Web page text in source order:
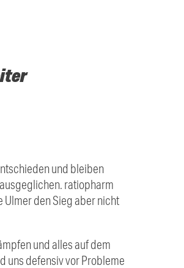
und bleiben
ratiopharm
Ulmer den Sieg aber nicht
und alles auf dem
uns defensiv vor Probleme